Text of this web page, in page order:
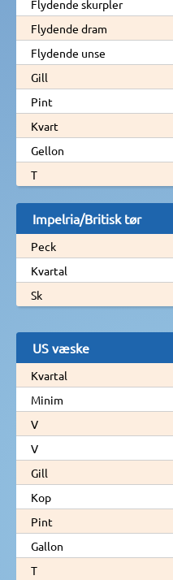
Flydende skurpler
Flydende dram
Flydende unse
Gill
Pint
Kvart
Gellon
T
Impelria/Britisk tør
Peck
Kvartal
Sk
US væske
Kvartal
Minim
V
V
Gill
Kop
Pint
Gallon
T